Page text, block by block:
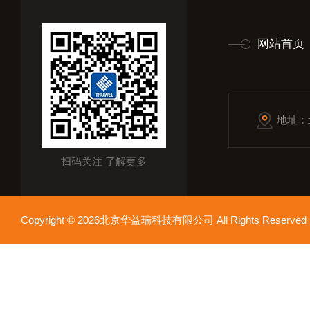
扫码关注 了解更多
网站首页
地址
Copyright © 2026北京华益瑞科技有限公司 All Rights